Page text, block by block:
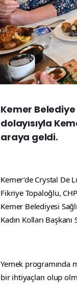
Kemer Belediye
dolayısıyla
araya geldi.
Kemer’de Crystal De
Fikriye Topaloğlu,
Kemer Belediyesi
Kadın Kolları
Yemek programında
bir ihtiyaçları olup